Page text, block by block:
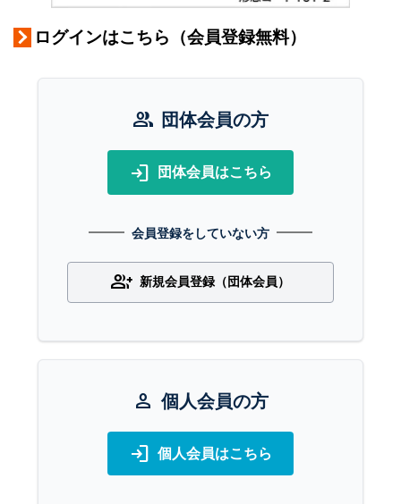
ログインはこちら（会員登録無料）
group 団体会員の方
login 団体会員はこちら
会員登録をしていない方
group_add 新規会員登録（団体会員）
person 個人会員の方
login 個人会員はこちら